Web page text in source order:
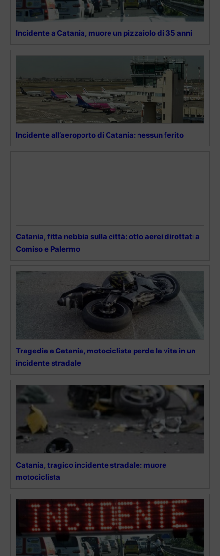
Incidente a Catania, muore un pizzaiolo di 35 anni
Incidente all’aeroporto di Catania: nessun ferito
Catania, fitta nebbia sulla città: otto aerei dirottati a
Comiso e Palermo
Tragedia a Catania, motociclista perde la vita in un
incidente stradale
Catania, tragico incidente stradale: muore
motociclista